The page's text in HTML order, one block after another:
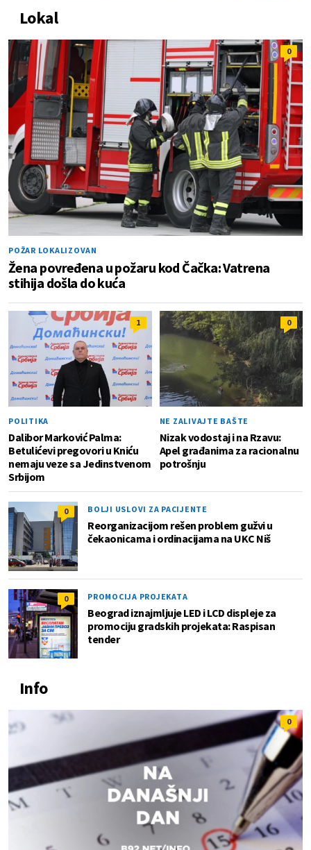
Lokal
0
POŽAR LOKALIZOVAN
Žena povređena u požaru kod Čačka: Vatrena
stihija došla do kuća
1
POLITIKA
Dalibor Marković Palma:
Betulićevi pregovori u Kniću
nemaju veze sa Jedinstvenom
Srbijom
0
NE ZALIVAJTE BAŠTE
Nizak vodostaj i na Rzavu:
Apel građanima za racionalnu
potrošnju
0 BOLJI USLOVI ZA PACIJENTE
Reorganizacijom rešen problem gužvi u
čekaonicama i ordinacijama na UKC Niš
0 PROMOCIJA PROJEKATA
Beograd iznajmljuje LED i LCD displeje za
promociju gradskih projekata: Raspisan
tender
Info
0